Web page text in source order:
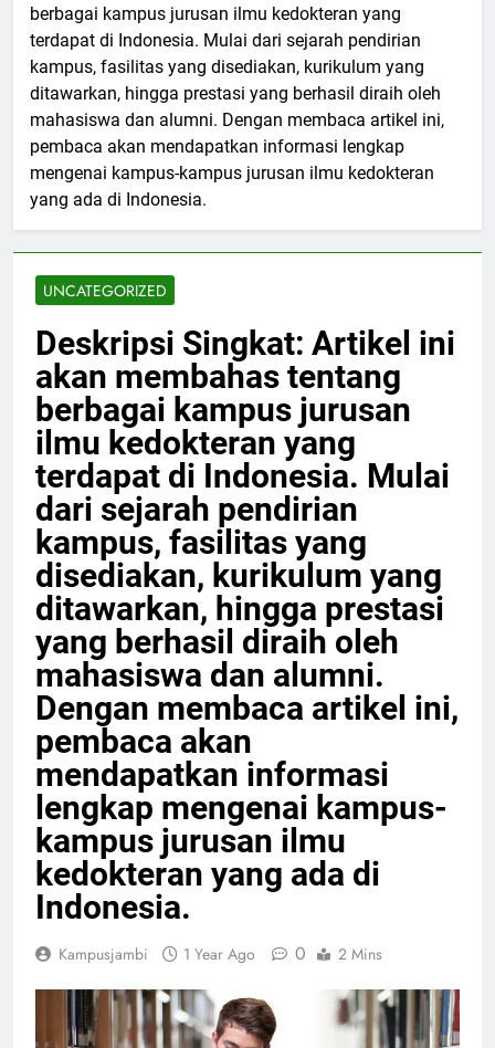
berbagai kampus jurusan ilmu kedokteran yang
terdapat di Indonesia. Mulai dari sejarah pendirian
kampus, fasilitas yang disediakan, kurikulum yang
ditawarkan, hingga prestasi yang berhasil diraih oleh
mahasiswa dan alumni. Dengan membaca artikel ini,
pembaca akan mendapatkan informasi lengkap
mengenai kampus-kampus jurusan ilmu kedokteran
yang ada di Indonesia.
UNCATEGORIZED
Deskripsi Singkat: Artikel ini
akan membahas tentang
berbagai kampus jurusan
ilmu kedokteran yang
terdapat di Indonesia. Mulai
dari sejarah pendirian
kampus, fasilitas yang
disediakan, kurikulum yang
ditawarkan, hingga prestasi
yang berhasil diraih oleh
mahasiswa dan alumni.
Dengan membaca artikel ini,
pembaca akan
mendapatkan informasi
lengkap mengenai kampus-
kampus jurusan ilmu
kedokteran yang ada di
Indonesia.
Kampusjambi 1 Year Ago 0 2 Mins